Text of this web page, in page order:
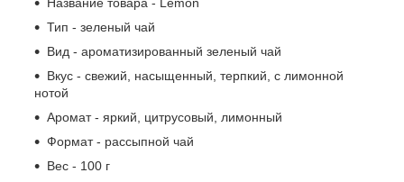
Название товара - Lemon
Тип - зеленый чай
Вид - ароматизированный зеленый чай
Вкус - свежий, насыщенный, терпкий, с лимонной
нотой
Аромат - яркий, цитрусовый, лимонный
Формат - рассыпной чай
Вес - 100 г